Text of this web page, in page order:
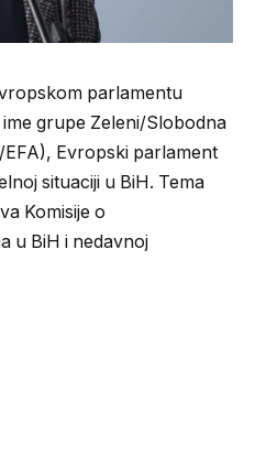
parlamentu
grupe Zeleni/Slobodna
Evropski parlament
situaciji u BiH. Tema
Komisije o
u BiH i nedavnoj